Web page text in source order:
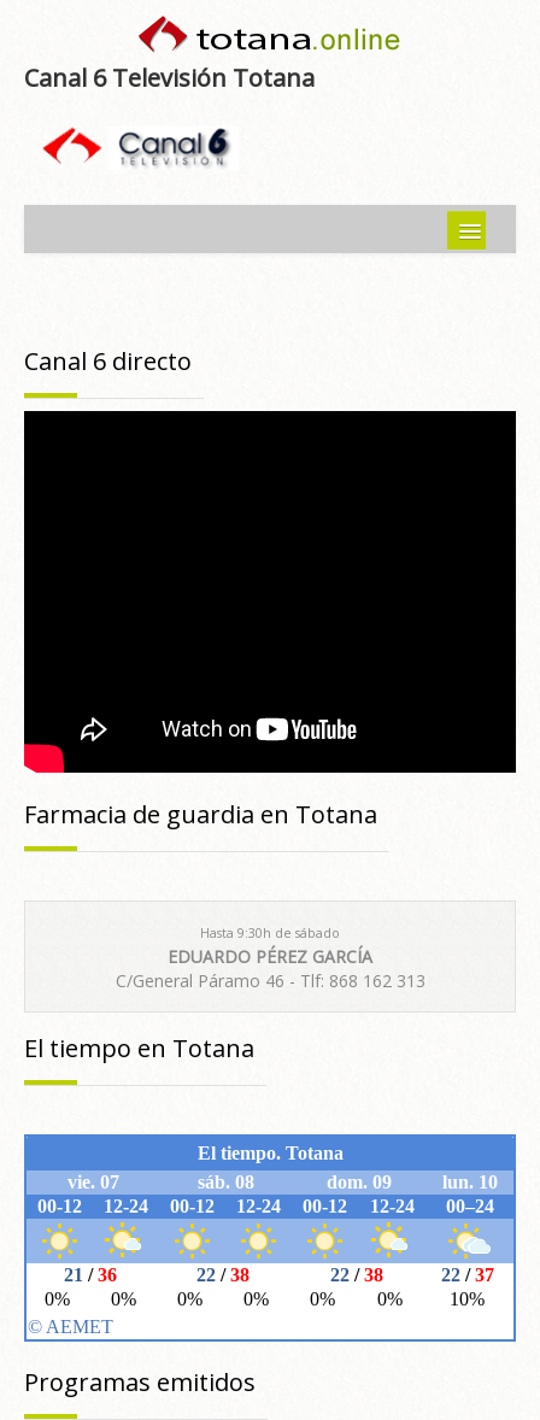
Canal 6 Televisión Totana
Programas emitidos
Programas emitidos
Canal 6 directo
Farmacia de guardia en Totana
Hasta 9:30h de sábado
EDUARDO PÉREZ GARCÍA
C/General Páramo 46 - Tlf: 868 162 313
El tiempo en Totana